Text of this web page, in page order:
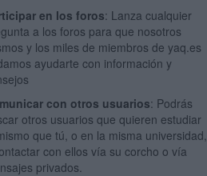
en los foros: Lanza cualquier
a los foros para que nosotros
y los miles de miembros de yaq.es
ayudarte con información y
con otros usuarios: Podrás
otros usuarios que quieren estudiar
que tú, o en la misma universidad,
con ellos vía su corcho o vía
privados.